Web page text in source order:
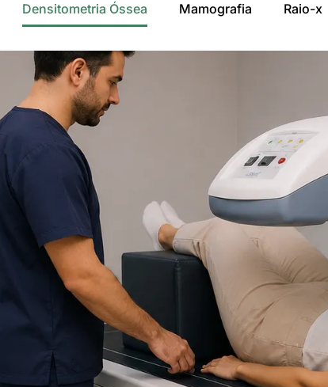
Densitometria Óssea Mamografia Raio-x